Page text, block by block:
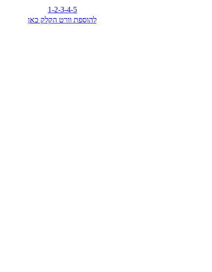
1-2-3-4-5
להוספת וורט הקלק כאן